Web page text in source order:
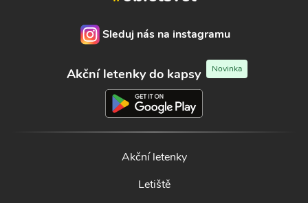
Sleduj nás na instagramu
Akční letenky do kapsy Novinka
Akční letenky
Letiště